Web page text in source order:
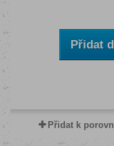
Přidat
Přidat k